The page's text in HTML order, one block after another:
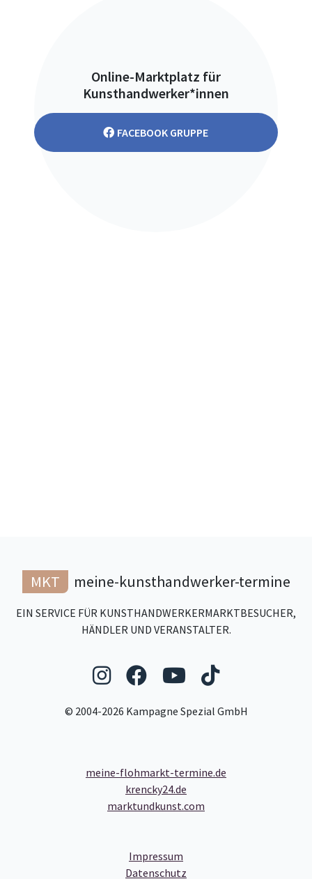
Online-Marktplatz für
Kunsthandwerker*innen
FACEBOOK GRUPPE
MKT meine-kunsthandwerker-termine
EIN SERVICE FÜR KUNSTHANDWERKERMARKTBESUCHER,
HÄNDLER UND VERANSTALTER.
Folgen Sie uns auf
Folgen Sie uns auf
Folgen Sie
Folgen
© 2004-2026 Kampagne Spezial GmbH
meine-flohmarkt-termine.de
krencky24.de
marktundkunst.com
Impressum
Datenschutz